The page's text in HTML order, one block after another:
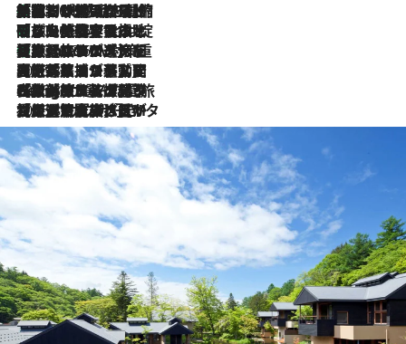
2026.8.6
「荷物が増えるほど旅ストレスは増す」美容ジャーナリストがたどり着いた最終結論。“化粧品を劇的に減らす”感動の凝縮美容とは
2026.8.6
「旅先には金髪ウィッグを持参」日本と同じメイクでは損してる!? 美容ジャーナリストが提案する“掟破りの旅美容”とは
2026.8.6
【厳選旅コスメ】「身軽さ＆UV対策重視！」ヘアアーティストshucoが選んだ夏旅ベストコスメを発表【Mサイズジップ】
2026.8.5
【厳選旅コスメ】国内をあちこち移動する河井菜摘が選んだ夏旅ベストコスメ発表！「リラックスアイテムはマスト」【Mサイズジップ】
2026.8.4
【厳選旅コスメ】「紫外線＆乾燥対策しながらメイク感も！」ヘア＆メイクGeorgeが選んだ夏旅ベストコスメを発表！【Mサイズジップ】
2026.8.3
【厳選旅コスメ】「保湿もタイパ重視！」“サウナ好き”タレント清水みさとが愛用する夏旅ベストコスメを発表！【Mサイズジップ】